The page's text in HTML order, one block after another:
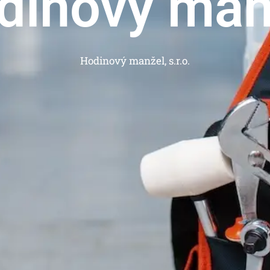
Hodinový manžel, s.r.o.